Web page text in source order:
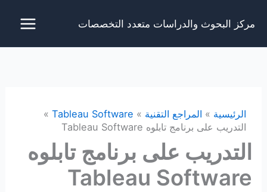
مركز البحوث والدراسات متعدد التخصصات
الرئيسية المراجع التقنية
Tableau Software
التدريب على برنامج تابلوه Tableau Software
التدريب على برنامج تابلوه
Tableau Software